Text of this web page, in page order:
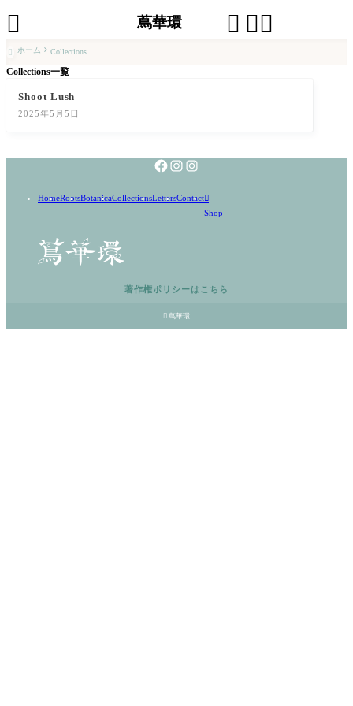
蔦華環  

 ホーム Collections
Collections一覧
Shoot Lush
2025年5月5日
HomeRootsBotanicaCollectionsLettersContact
Shop
著作権ポリシーはこちら
 蔦華環